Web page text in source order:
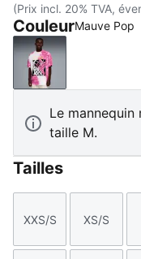
(Prix incl. 20% TVA,
CouleurMauve Pop
Mauve Pop
Le
taille M.
Tailles
Taille
XXS/S
Taille
XS/S